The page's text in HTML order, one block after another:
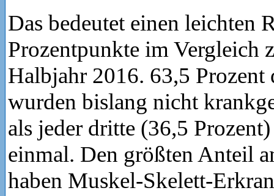
Das bedeutet einen leichten
Prozentpunkte im Vergleich
Halbjahr 2016. 63,5 Prozent
wurden bislang nicht
als jeder dritte (36,5
einmal. Den größten Anteil
haben Muskel-Skelett-